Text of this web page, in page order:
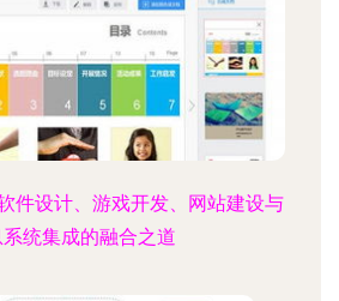
件设计、游戏开发、网站建设与
统集成的融合之道